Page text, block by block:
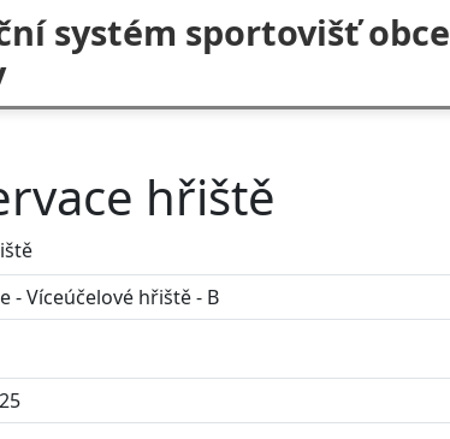
systém sportovišť obce
hřiště